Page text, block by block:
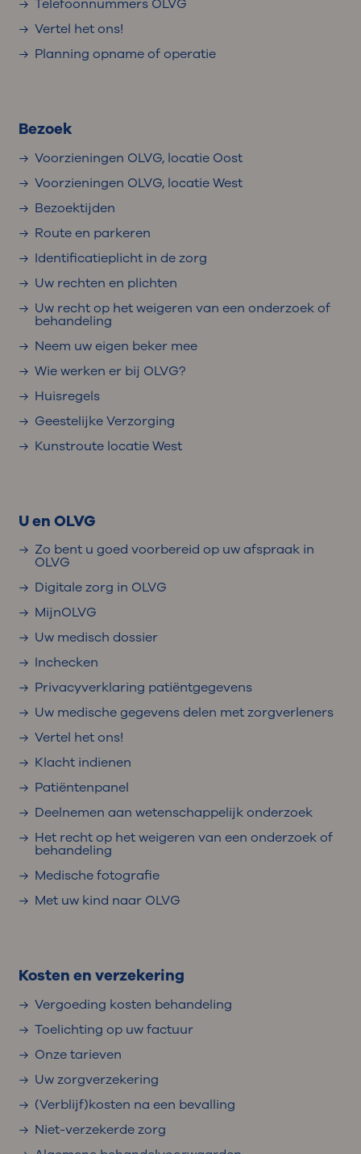
Telefoonnummers OLVG
Vertel het ons!
Planning opname of operatie
Bezoek
Voorzieningen OLVG, locatie Oost
Voorzieningen OLVG, locatie West
Bezoektijden
Route en parkeren
Identificatieplicht in de zorg
Uw rechten en plichten
Uw recht op het weigeren van een onderzoek of
behandeling
Neem uw eigen beker mee
Wie werken er bij OLVG?
Huisregels
Geestelijke Verzorging
Kunstroute locatie West
U en OLVG
Zo bent u goed voorbereid op uw afspraak in
OLVG
Digitale zorg in OLVG
MijnOLVG
Uw medisch dossier
Inchecken
Privacyverklaring patiëntgegevens
Uw medische gegevens delen met zorgverleners
Vertel het ons!
Klacht indienen
Patiëntenpanel
Deelnemen aan wetenschappelijk onderzoek
Het recht op het weigeren van een onderzoek of
behandeling
Medische fotografie
Met uw kind naar OLVG
Kosten en verzekering
Vergoeding kosten behandeling
Toelichting op uw factuur
Onze tarieven
Uw zorgverzekering
(Verblijf)kosten na een bevalling
Niet-verzekerde zorg